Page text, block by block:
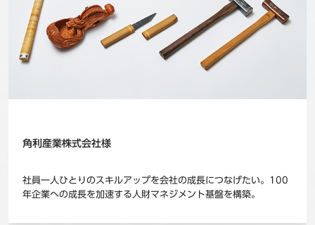
角利産業株式会社様
社員一人ひとりのスキルアップを会社の成長につなげたい。100
年企業への成長を加速する人財マネジメント基盤を構築。